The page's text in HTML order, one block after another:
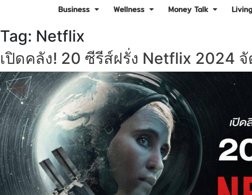
Business Wellness Money Talk Living
Tag: Netflix
เปิดคลัง! 20 ซีรีส์ฝรั่ง Netflix 2024